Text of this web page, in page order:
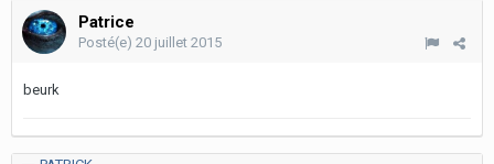
Patrice
Posté(e) 20 juillet 2015
beurk